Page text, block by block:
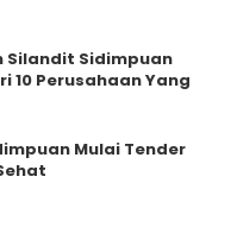
Silandit Sidimpuan
10 Perusahaan Yang
Mulai Tender